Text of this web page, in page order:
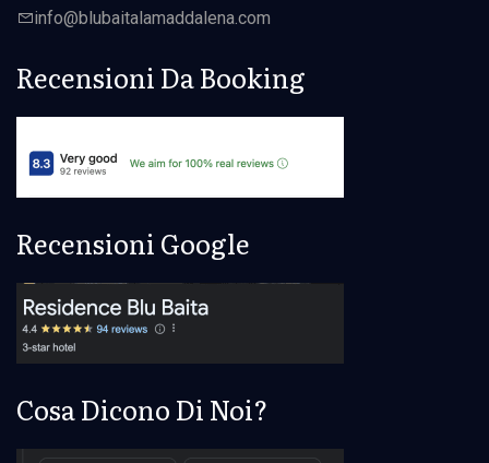
info@blubaitalamaddalena.com
Recensioni Da Booking
Recensioni Google
Cosa Dicono Di Noi?